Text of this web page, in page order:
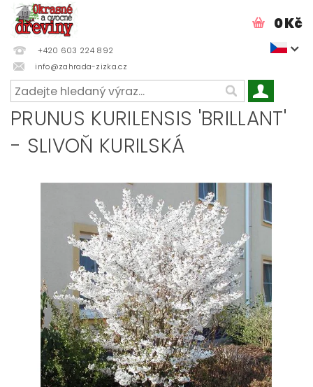
+420 603 224 892
info@zahrada-zizka.cz
0 Kč
PRUNUS KURILENSIS 'BRILLANT'
- SLIVOŇ KURILSKÁ